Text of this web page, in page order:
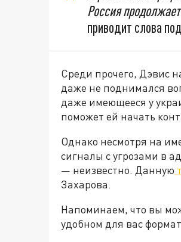
Россия
приводит слова
Среди прочего, Дэвис
даже не поднимался
даже имеющееся у
поможет ей начать
Однако несмотря на
сигналы с угрозами в
— неизвестно. Данную
Захарова.
Напоминаем, что вы
удобном для вас